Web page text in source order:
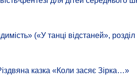
(«У танці відстаней»,
казка «Коли засяє Зірка…»